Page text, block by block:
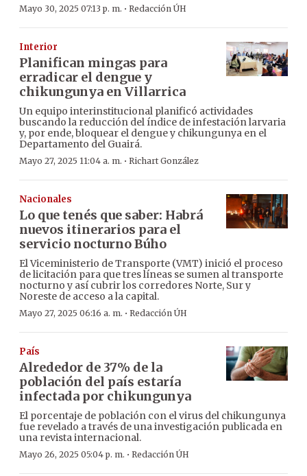
Mayo 30, 2025 07:13 p. m. · Redacción ÚH
Interior
Planifican mingas para
erradicar el dengue y
chikungunya en Villarrica
Un equipo interinstitucional planificó actividades
buscando la reducción del índice de infestación larvaria
y, por ende, bloquear el dengue y chikungunya en el
Departamento del Guairá.
Mayo 27, 2025 11:04 a. m. · Richart González
Nacionales
Lo que tenés que saber: Habrá
nuevos itinerarios para el
servicio nocturno Búho
El Viceministerio de Transporte (VMT) inició el proceso
de licitación para que tres líneas se sumen al transporte
nocturno y así cubrir los corredores Norte, Sur y
Noreste de acceso a la capital.
Mayo 27, 2025 06:16 a. m. · Redacción ÚH
País
Alrededor de 37% de la
población del país estaría
infectada por chikungunya
El porcentaje de población con el virus del chikungunya
fue revelado a través de una investigación publicada en
una revista internacional.
Mayo 26, 2025 05:04 p. m. · Redacción ÚH